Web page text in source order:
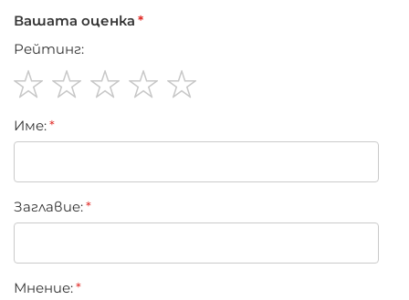
Вашата оценка
Рейтинг:
star
stars
stars
stars
stars
Име:
Заглавиe:
Мнение: